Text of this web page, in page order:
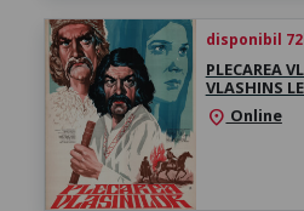
disponibil
PLECAREA
VLASHINS
location_on Online